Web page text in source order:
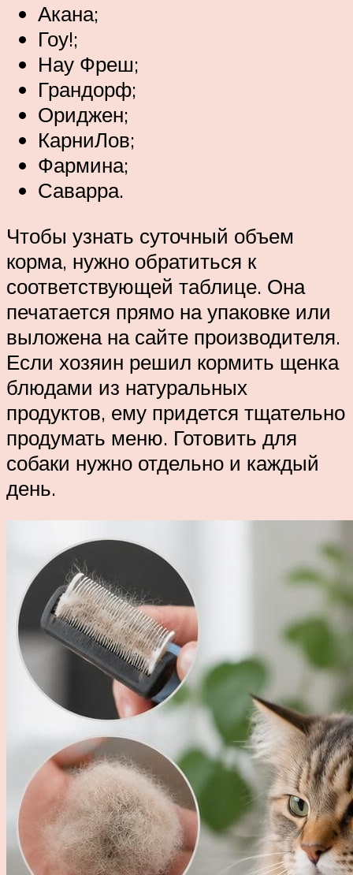
Акана;
Гоу!;
Нау Фреш;
Грандорф;
Ориджен;
КарниЛов;
Фармина;
Саварра.
Чтобы узнать суточный объем
корма, нужно обратиться к
соответствующей таблице. Она
печатается прямо на упаковке или
выложена на сайте производителя.
Если хозяин решил кормить щенка
блюдами из натуральных
продуктов, ему придется тщательно
продумать меню. Готовить для
собаки нужно отдельно и каждый
день.